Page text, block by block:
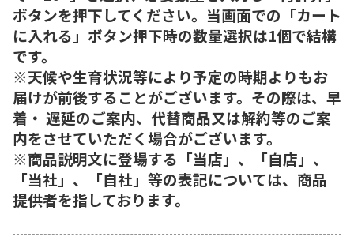
ボタンを押下してください。当画面での「カート
に入れる」ボタン押下時の数量選択は1個で結構
です。
※天候や生育状況等により予定の時期よりもお
届けが前後することがございます。その際は、早
着・ 遅延のご案内、代替商品又は解約等のご案
内をさせていただく場合がございます。
※商品説明文に登場する「当店」、「自店」、
「当社」、「自社」等の表記については、商品
提供者を指しております。